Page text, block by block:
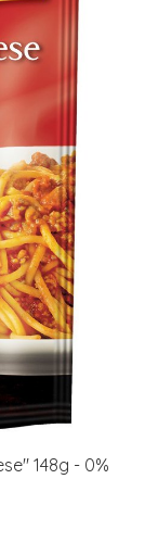
148g - 0%